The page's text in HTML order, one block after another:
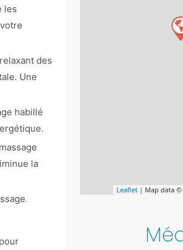
les
des
Une
habillé
la
Leaflet | Map data